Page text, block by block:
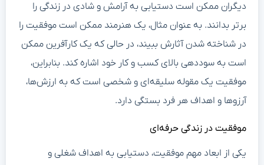
دیگران ممکن است دستیابی به آرامش و شادی در زندگی را
برتر بدانند. به عنوان مثال، یک هنرمند ممکن است موفقیت را
در شناخته شدن آثارش ببیند، در حالی که یک کارآفرین ممکن
است به سوددهی بالای کسب و کار خود اشاره کند. بنابراین،
موفقیت یک مقوله سلیقه‌ای و شخصی است که به ارزش‌ها،
آرزوها و اهداف هر فرد بستگی دارد.
موفقیت در زندگی حرفه‌ای
یکی از ابعاد مهم موفقیت، دستیابی به اهداف شغلی و